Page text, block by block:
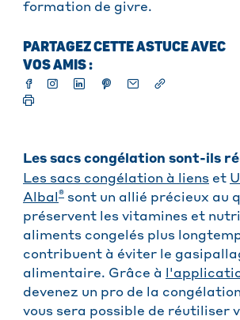
formation de givre.
PARTAGEZ CETTE ASTUCE AVEC
VOS AMIS :
Les sacs congélation sont-ils
Les sacs congélation à liens et
Albal® sont un allié précieux au
préservent les vitamines et
aliments congelés plus
contribuent à éviter le
alimentaire. Grâce à
devenez un pro de la
vous sera possible de réutiliser